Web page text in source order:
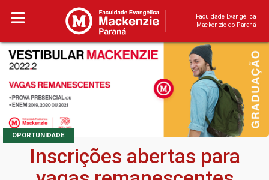
Faculdade Evangélica
Mackenzie do Paraná
OPORTUNIDADE
Inscrições abertas para